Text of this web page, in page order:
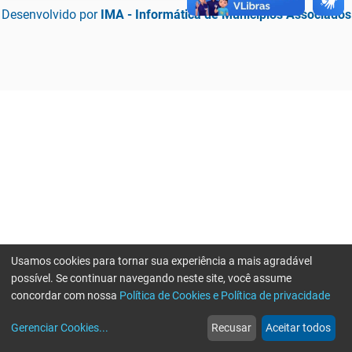
Desenvolvido por IMA - Informática de Municípios Associados
web
Notícias
more_horiz
Mais
Usamos cookies para tornar sua experiência a mais agradável
possível. Se continuar navegando neste site, você assume
concordar com nossa Política de Cookies e Política de privacidade
Gerenciar Cookies... Recusar Aceitar todos
Erro ao enviar informações, por favor tente novamente